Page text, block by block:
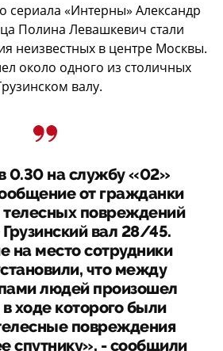
сериала «Интерны» Александр
Полина Левашкевич стали
неизвестных в центре Москвы.
около одного из столичных
валу.
0.30 на службу «02»
от гражданки
телесных повреждений
вал 28/45.
на место сотрудники
что между
людей произошел
ходе которого были
повреждения
спутнику», - сообщили